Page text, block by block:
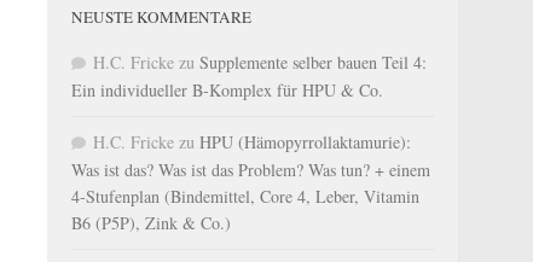
NEUSTE KOMMENTARE
H.C. Fricke zu Supplemente selber bauen Teil 4:
Ein individueller B-Komplex für HPU & Co.
H.C. Fricke zu HPU (Hämopyrrollaktamurie):
Was ist das? Was ist das Problem? Was tun? + einem
4-Stufenplan (Bindemittel, Core 4, Leber, Vitamin
B6 (P5P), Zink & Co.)